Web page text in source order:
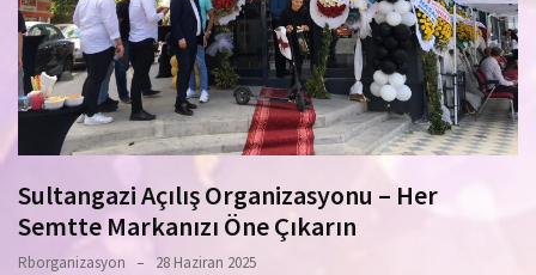
Sultangazi Açılış Organizasyonu – Her
Semtte Markanızı Öne Çıkarın
Rborganizasyon 28 Haziran 2025